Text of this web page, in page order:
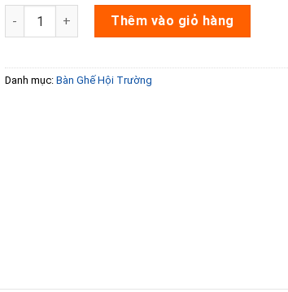
Ghế hội trường WZ-268 số lượng
Thêm vào giỏ hàng
Danh mục:Bàn Ghế Hội Trường